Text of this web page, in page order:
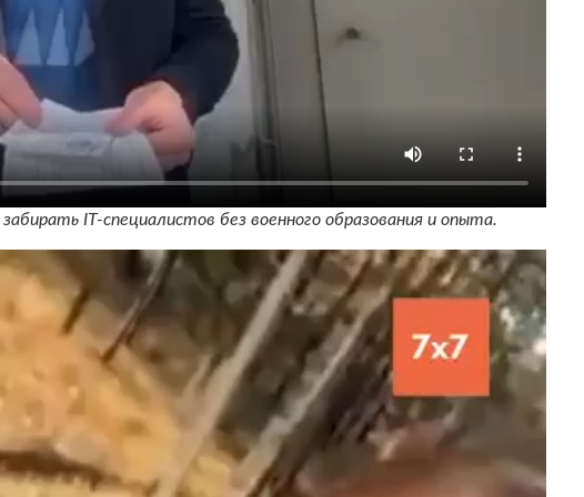
IT-специалистов без военного образования и опыта.